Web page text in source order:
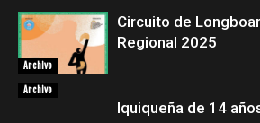
Archivo
Circuito de
Regional 2025
Archivo
Iquiqueña de 14